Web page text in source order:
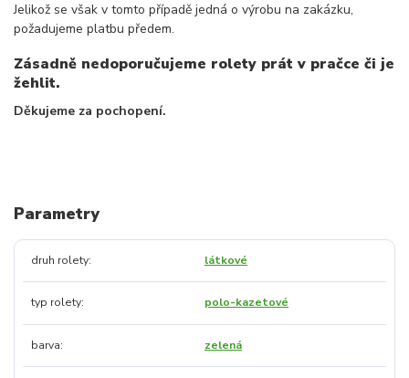
Jelikož se však v tomto případě jedná o výrobu na zakázku,
požadujeme platbu předem.
Zásadně nedoporučujeme rolety prát v pračce či je
žehlit.
Děkujeme za pochopení.
Parametry
druh rolety látkové
typ rolety polo-kazetové
barva zelená